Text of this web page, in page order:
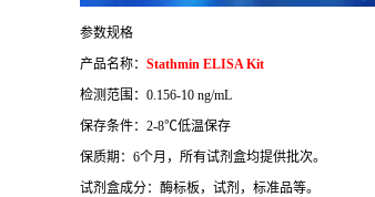
参数规格
产品名称： Stathmin ELISA Kit
检测范围： 0.156-10 ng/mL
保存条件： 2-8℃低温保存
保质期： 6个月，所有试剂盒均提供批次。
试剂盒成分：酶标板，试剂，标准品等。